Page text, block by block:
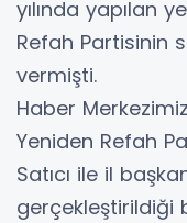
yılında yapılan
Refah Partisinin
vermişti.
Haber
Yeniden Refah
Satıcı ile il
gerçekleştirildiği